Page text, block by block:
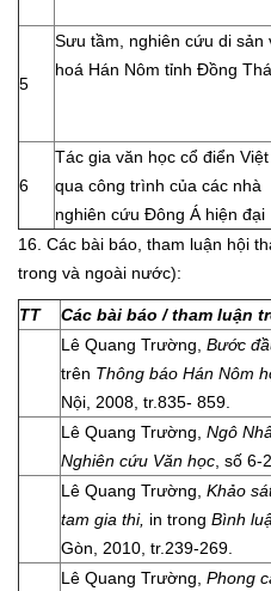
5
Sưu tầm, nghiên cứu di sản
hoá Hán Nôm tỉnh Đồng
6
Tác gia văn học cổ điển
qua công trình của các nhà
nghiên cứu Đông Á hiện đại
16. Các bài báo, tham luận hội
trong và ngoài nước):
TT
Các bài báo / tham luận
Lê Quang Trường, Bước
trên Thông báo Hán Nôm
Nội, 2008, tr.835- 859.
Lê Quang Trường, Ngô
Nghiên cứu Văn học , số
Lê Quang Trường, Khảo
tam gia thi, in trong Bình
Gòn, 2010, tr.239-269.
Lê Quang Trường, Phong